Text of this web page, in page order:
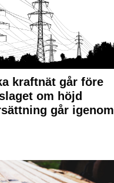
kraftnät går före
om höjd
går igenom